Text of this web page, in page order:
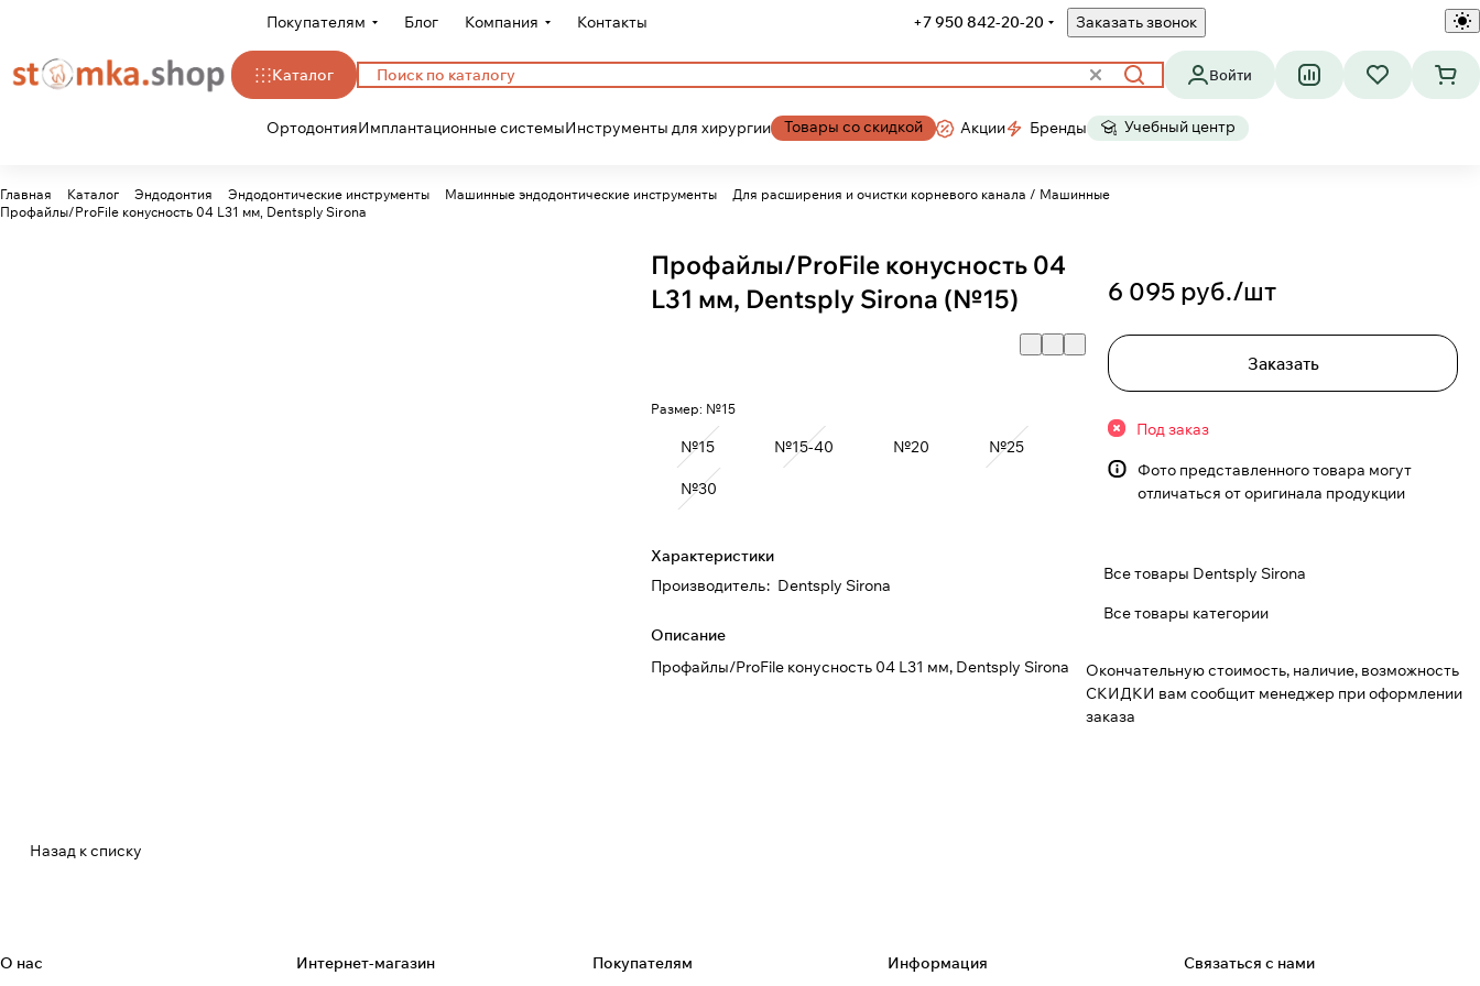
Покупателям Блог Компания Контакты +7 950 842-20-20 Заказать звонок
Каталог Войти
ОртодонтияИмплантационные системыИнструменты для хирургии Товары со скидкой Акции Бренды Учебный центр
Главная Каталог Эндодонтия Эндодонтические инструменты Машинные эндодонтические инструменты
Для расширения и очистки корневого канала / Машинные
Профайлы/ProFile конусность 04 L31 мм, Dentsply Sirona
Профайлы/ProFile конусность 04
L31 мм, Dentsply Sirona (№15)
Размер: №15
№15 №15-40 №20 №25
№30
Характеристики
Производитель: Dentsply Sirona
Описание
Профайлы/ProFile конусность 04 L31 мм, Dentsply Sirona
6 095 руб./шт
Заказать
Под заказ
Фото представленного товара могут
отличаться от оригинала продукции
Все товары Dentsply Sirona
Все товары категории
Окончательную стоимость, наличие, возможность
СКИДКИ вам сообщит менеджер при оформлении
заказа
Назад к списку
О нас Интернет-магазин Покупателям Информация Связаться с нами